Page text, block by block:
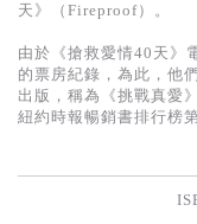
天》（Fireproof）。
由於《搶救愛情40天》
的票房紀錄，為此，他
出版，稱為《挑戰真愛
紐約時報暢銷書排行榜